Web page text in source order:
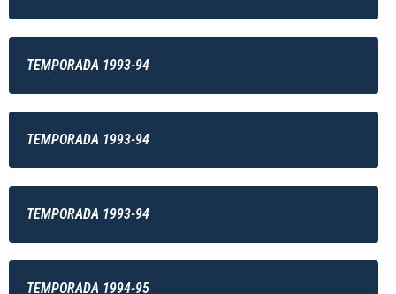
TEMPORADA 1993-94
TEMPORADA 1993-94
TEMPORADA 1993-94
TEMPORADA 1994-95